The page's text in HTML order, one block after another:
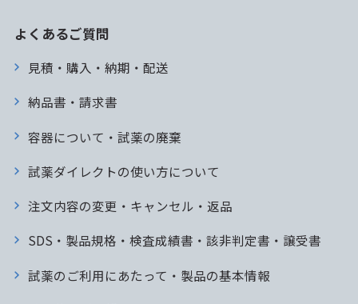
よくあるご質問
見積・購入・納期・配送
納品書・請求書
容器について・試薬の廃棄
試薬ダイレクトの使い方について
注文内容の変更・キャンセル・返品
SDS・製品規格・検査成績書・該非判定書・譲受書
試薬のご利用にあたって・製品の基本情報